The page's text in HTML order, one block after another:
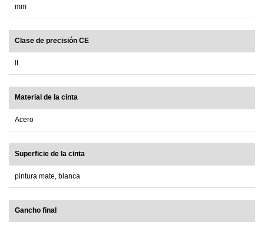
mm
Clase de precisión CE
Material de la cinta
Acero
Superficie de la cinta
pintura mate, blanca
Gancho final